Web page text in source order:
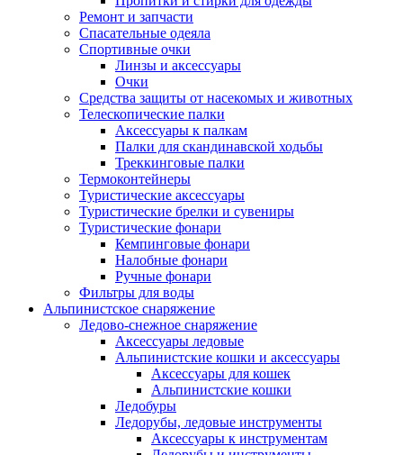
Ремонт и запчасти
Спасательные одеяла
Спортивные очки
Линзы и аксессуары
Очки
Средства защиты от насекомых и животных
Телескопические палки
Аксессуары к палкам
Палки для скандинавской ходьбы
Треккинговые палки
Термоконтейнеры
Туристические аксессуары
Туристические брелки и сувениры
Туристические фонари
Кемпинговые фонари
Налобные фонари
Ручные фонари
Фильтры для воды
Альпинистское снаряжение
Ледово-снежное снаряжение
Аксессуары ледовые
Альпинистские кошки и аксессуары
Аксессуары для кошек
Альпинистские кошки
Ледобуры
Ледорубы, ледовые инструменты
Аксессуары к инструментам